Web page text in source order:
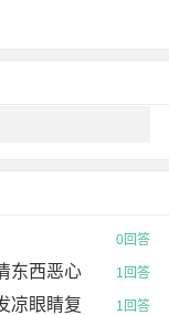
0回答
东西恶心
1回答
凉眼睛复
1回答